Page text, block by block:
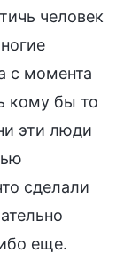
человек
с момента
кому бы то
эти люди
сделали
еще.